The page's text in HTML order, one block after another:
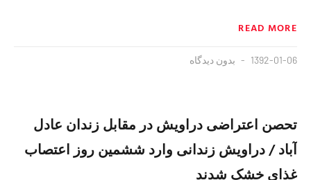
READ MORE
1392-01-06 بدون دیدگاه
تحصن اعتراضی دراویش در مقابل زندان عادل
آباد / دراویش زندانی وارد ششمین روز اعتصاب
غذای خشک شدند